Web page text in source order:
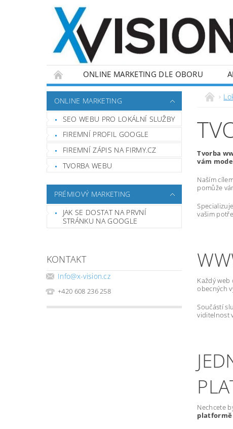
ONLINE MARKETING DLE OBORU
ONLINE MARKETING
SEO WEBU PRO LOKÁLNÍ SLUŽBY
FIREMNÍ PROFIL GOOGLE
FIREMNÍ ZÁPIS NA FIRMY.CZ
TVORBA WEBU
PRÉMIOVÝ MARKETING
JAK SE DOSTAT NA PRVNÍ
STRÁNKU NA GOOGLE
KONTAKT
Info@x-vision.cz
+420 608 236 258
Tvorba
vám
Naším
pomůže
vašim
Každý web
obecných
Součástí
viditelnost
Nechcete
platformě